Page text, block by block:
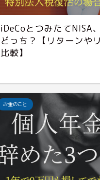
iDeCoとつみたてNISA
どっち？【リターンや
比較】
お金のこと